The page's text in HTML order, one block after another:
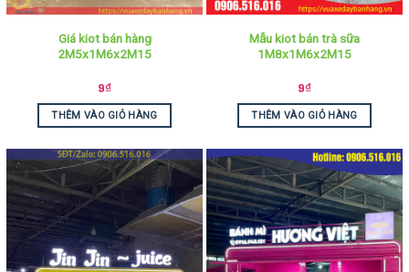
Giá kiot bán hàng
2M5x1M6x2M15
9₫
THÊM VÀO GIỎ HÀNG
Mẫu kiot bán trà sữa
1M8x1M6x2M15
9₫
THÊM VÀO GIỎ HÀNG